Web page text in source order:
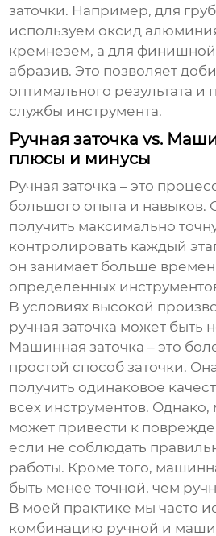
заточки. Например, для
используем оксид
кремнезем, а для
абразив. Это позволяет
оптимального результата и
службы инструмента.
Ручная заточка vs.
плюсы и минусы
Ручная заточка – это
большого опыта и навыков.
получить максимально
контролировать каждый
он занимает больше
определенных
В условиях высокой
ручная заточка может быть
Машинная заточка – это
простой способ заточки.
получить одинаковое
всех инструментов.
может привести к
если не соблюдать
работы. Кроме того,
быть менее точной, чем
В моей практике мы часто
комбинацию ручной и